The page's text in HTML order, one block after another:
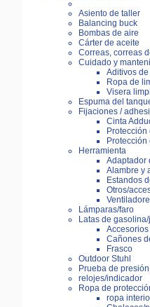
Asiento de taller
Balancing buck
Bombas de aire
Cárter de aceite
Correas, correas
Cuidado y
Aditivos
Ropa de
Visera
Espuma del
Fijaciones /
Cinta
Herramienta
Adaptador
Alambre y
Estandos
Otros/
Lámparas/faro
Latas de
Accesorios
Cañones
Frasco
Outdoor Stuhl
Prueba de
relojes/indicador
Ropa de
ropa